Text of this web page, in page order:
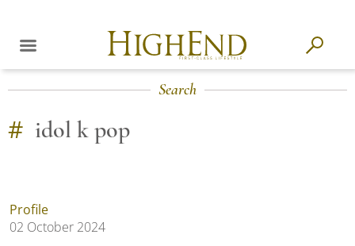
Search
# idol k pop
Profile
02 October 2024